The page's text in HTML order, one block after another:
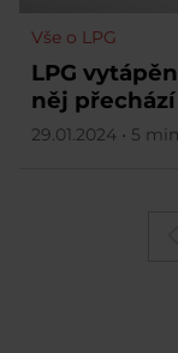
Vše o LPG
LPG
něj
kotle na
29.01.2024 • 5